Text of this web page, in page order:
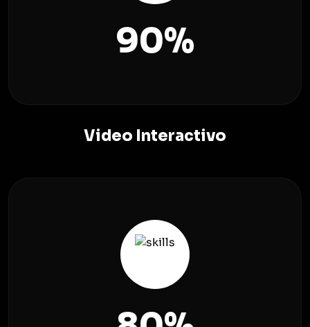
90%
Video Interactivo